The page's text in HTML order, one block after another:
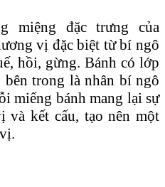
miệng đặc trưng của
vị đặc biệt từ bí ngô
hồi, gừng. Bánh có lớp
trong là nhân bí ngô
miếng bánh mang lại sự
và kết cấu, tạo nên một